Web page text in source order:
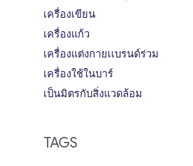
เครื่องเขียน
เครื่องแก้ว
เครื่องแต่งกายเเบรนด์ร่วม
เครื่องใช้ในบาร์
เป็นมิตรกับสิ่งแวดล้อม
TAGS